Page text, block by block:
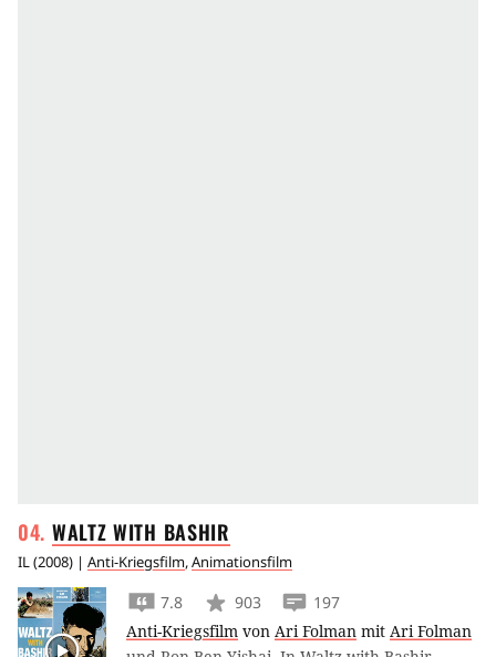
WALTZ WITH BASHIR
IL(2008) | Anti-Kriegsfilm,Animationsfilm
7.8 903
197
Anti-Kriegsfilm von Ari Folman mit Ari Folman